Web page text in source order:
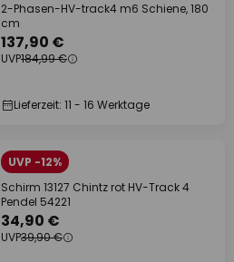
2-Phasen-HV-track4 m6 Schiene, 180
cm
137,90 €
UVP184,99 €
Lieferzeit: 11 - 16 Werktage
UVP -12%
Schirm 13127 Chintz rot HV-Track 4
Pendel 54221
34,90 €
UVP39,90 €